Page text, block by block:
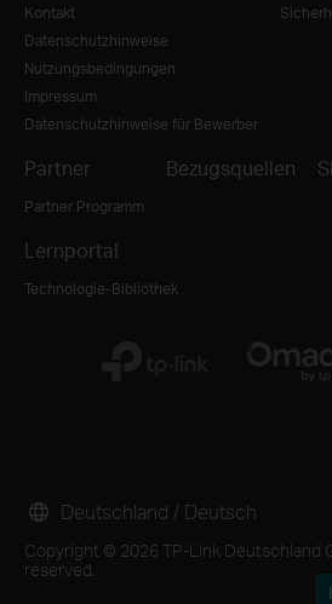
Kontakt
Datenschutzhinweise
Nutzungsbedingungen
Impressum
Datenschutzhinweise für Bewerber
Partner
Partner Programm
Bezugsquellen
Lernportal
Technologie-Bibliothek
Copyright © 2026 TP-Link Deutschland
reserved.
Deutschland / Deutsch